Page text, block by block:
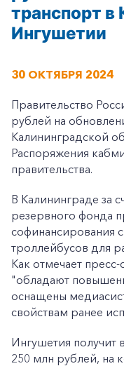
транспорт в
Ингушетии
30 ОКТЯБРЯ 2024
Правительство
рублей на
Калининградской
Распоряжения
правительства.
В Калининграде за
резервного фонда
софинансирования
троллейбусов для
Как отмечает
"обладают
оснащены
свойствам ранее
Ингушетия получит
250 млн рублей, на